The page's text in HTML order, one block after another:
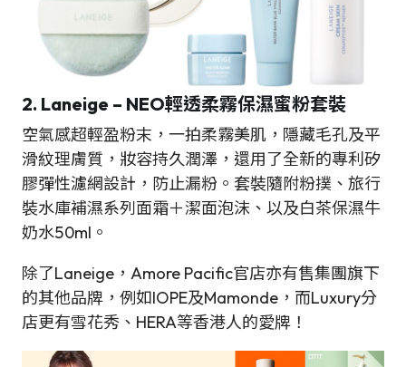
2. Laneige – NEO輕透柔霧保濕蜜粉套裝
空氣感超輕盈粉末，一拍柔霧美肌，隱藏毛孔及平
滑紋理膚質，妝容持久潤澤，還用了全新的專利矽
膠彈性濾網設計，防止漏粉。套裝隨附粉撲、旅行
裝水庫補濕系列面霜＋潔面泡沫、以及白茶保濕牛
奶水50ml。
除了Laneige，Amore Pacific官店亦有售集團旗下
的其他品牌，例如IOPE及Mamonde，而Luxury分
店更有雪花秀、HERA等香港人的愛牌！